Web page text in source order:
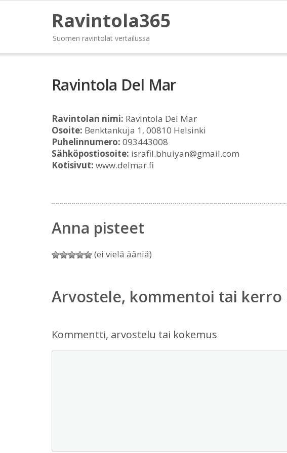
Ravintola365
Suomen ravintolat vertailussa
Ravintola Del Mar
Ravintolan nimi: Ravintola Del Mar
Osoite: Benktankuja 1, 00810 Helsinki
Puhelinnumero: 093443008
Sähköpostiosoite: israfil.bhuiyan@gmail.com
Kotisivut: www.delmar.fi
Anna pisteet
(ei vielä ääniä)
Arvostele, kommentoi tai kerro
Kommentti, arvostelu tai kokemus